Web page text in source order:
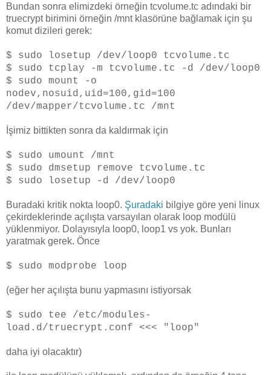
Bundan sonra elimizdeki örneğin tcvolume.tc adındaki bir
truecrypt birimini örneğin /mnt klasörüne bağlamak için şu
komut dizileri gerek:
$ sudo losetup /dev/loop0 tcvolume.tc
$ sudo tcplay -m tcvolume.tc -d /dev/loop0
$ sudo mount -o
nodev,nosuid,uid=100,gid=100
/dev/mapper/tcvolume.tc /mnt
İşimiz bittikten sonra da kaldırmak için
$ sudo umount /mnt
$ sudo dmsetup remove tcvolume.tc
$ sudo losetup -d /dev/loop0
Buradaki kritik nokta loop0. Şuradaki bilgiye göre yeni linux
çekirdeklerinde açılışta varsayılan olarak loop modülü
yüklenmiyor. Dolayısıyla loop0, loop1 vs yok. Bunları
yaratmak gerek. Önce
$ sudo modprobe loop
(eğer her açılışta bunu yapmasını istiyorsak
$ sudo tee /etc/modules-
load.d/truecrypt.conf <<< "loop"
daha iyi olacaktır)